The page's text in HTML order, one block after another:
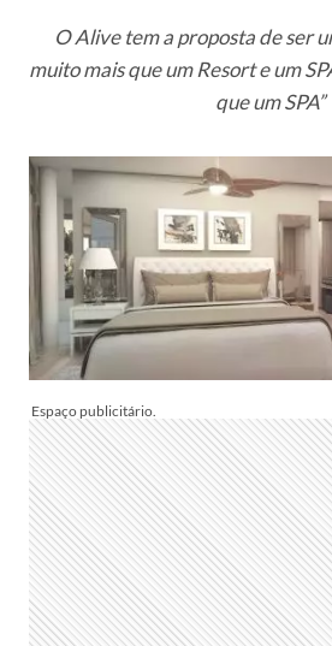
O Alive tem a proposta de ser
muito mais que um Resort e um
que um SPA”